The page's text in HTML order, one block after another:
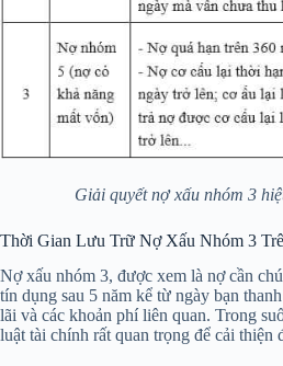
Giải quyết nợ xấu nhóm 3
Thời Gian Lưu Trữ Nợ Xấu Nhóm 3
Nợ xấu nhóm 3, được xem là nợ cần
tín dụng sau 5 năm kể từ ngày bạn
lãi và các khoản phí liên quan. Trong
luật tài chính rất quan trọng để cải thiện